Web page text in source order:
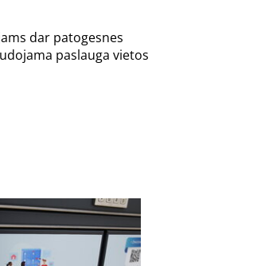
dar patogesnes
paslauga vietos